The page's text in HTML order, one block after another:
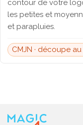
contour de votre
les petites et
et parapluies.
CMJN · découpe